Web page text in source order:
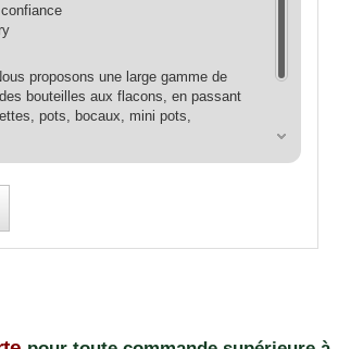
proposons une large gamme de
bouteilles aux flacons, en passant
pots, bocaux, mini pots,